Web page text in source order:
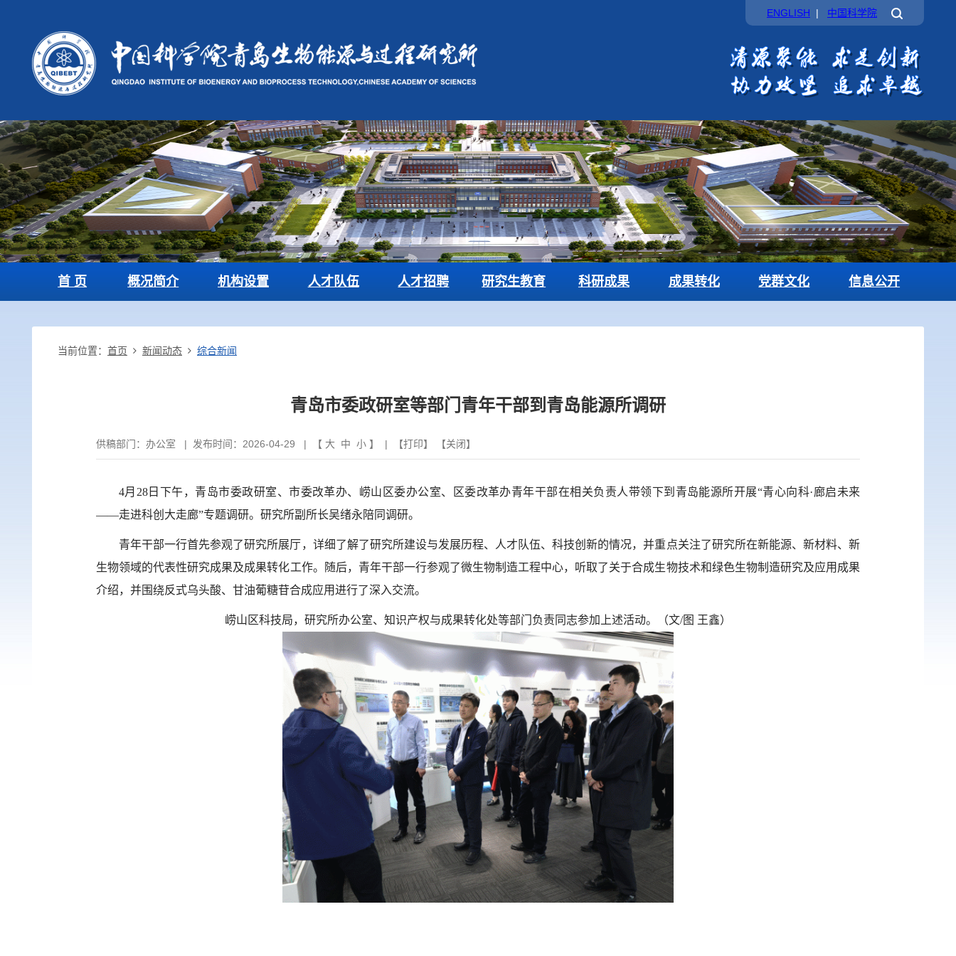
ENGLISH | 中国科学院
首 页 概况简介 机构设置 人才队伍 人才招聘 研究生教育 科研成果 成果转化 党群文化 信息公开
当前位置： 首页 新闻动态 综合新闻
青岛市委政研室等部门青年干部到青岛能源所调研
供稿部门： 办公室 | 发布时间：2026-04-29 | 【 大 中 小 】 | 【打印】 【关闭】
4月 28日下午，青岛市委政研室、市委改革办、崂山区委办公室、区委改革办青年干部在相关负责人带领下到青岛能源所开展“青心向科·廊启未来
——走进科创大走廊”专题调研。研究所副所长吴绪永陪同调研。
青年干部一行首先参观了研究所展厅，详细了解了研究所建设与发展历程、人才队伍、科技创新的情况，并重点关注了研究所在新能源、新材料、新
生物领域的代表性研究成果及成果转化工作。随后，青年干部一行参观了微生物制造工程中心，听取了关于合成生物技术和绿色生物制造研究及应用成果
介绍，并围绕反式乌头酸、甘油葡糖苷合成应用进行了深入交流。
崂山区科技局，研究所办公室、知识产权与成果转化处等部门负责同志参加上述活动。 （文/图 王鑫）